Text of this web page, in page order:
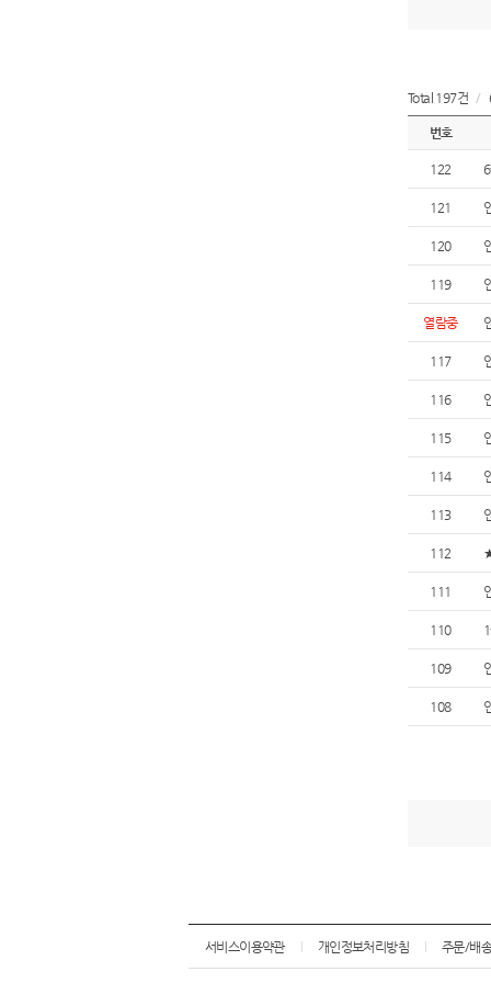
Total 197건 /
번호
122
121
120
119
열람중
117
116
115
114
113
112
111
110
109
108
서비스이용약관 개인정보처리방침 주문/배